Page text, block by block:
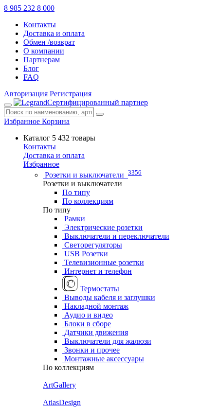
8 985 232 8 000
Контакты
Доставка и оплата
Обмен /возврат
О компании
Партнерам
Блог
FAQ
Авторизация Регистрация
Сертифицированный партнер
Избранное Корзина
Каталог 5 432 товары
Контакты
Доставка и оплата
Избранное
Розетки и выключатели 3356
Розетки и выключатели
По типу
По коллекциям
По типу
Рамки
Электрические розетки
Выключатели и переключатели
Светорегуляторы
USB Розетки
Телевизионные розетки
Интернет и телефон
Термостаты
Выводы кабеля и заглушки
Накладной монтаж
Аудио и видео
Блоки в сборе
Датчики движения
Выключатели для жалюзи
Звонки и прочее
Монтажные аксессуары
По коллекциям
ArtGallery
AtlasDesign